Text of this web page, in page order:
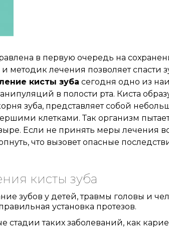
в первую очередь на
методик лечения позволяет спасти
кисты зуба сегодня одно из
в полости рта. Киста
зуба, представляет собой
клетками. Так организм
Если не принять меры лечения
что вызовет опасные
кисты зуба
зубов у детей, травмы головы и
установка протезов.
таких заболеваний, как